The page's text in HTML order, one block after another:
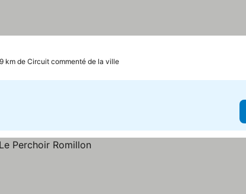
km de Circuit commenté de la ville